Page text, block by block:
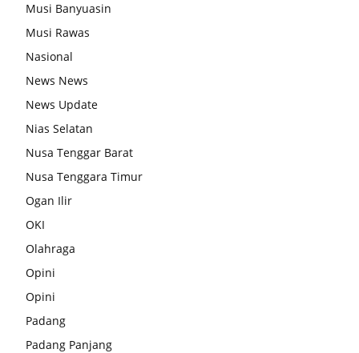
Musi Banyuasin
Musi Rawas
Nasional
News News
News Update
Nias Selatan
Nusa Tenggar Barat
Nusa Tenggara Timur
Ogan Ilir
OKI
Olahraga
Opini
Opini
Padang
Padang Panjang